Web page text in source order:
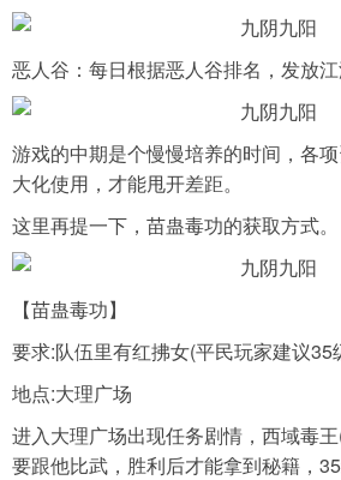
恶人谷：每日根据恶人谷排名，发放江
游戏的中期是个慢慢培养的时间，各
大化使用，才能甩开差距。
这里再提一下，苗蛊毒功的获取方式。
【苗蛊毒功】
要求:队伍里有红拂女(平民玩家建议35
地点:大理广场
进入大理广场出现任务剧情，西域毒
要跟他比武，胜利后才能拿到秘籍，